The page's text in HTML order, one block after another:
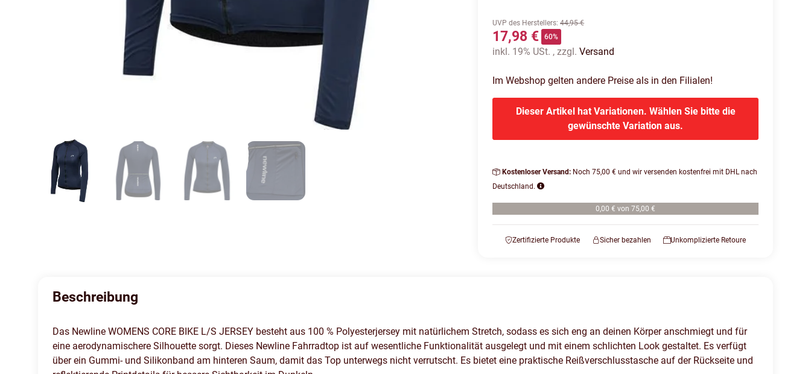
UVP des Herstellers:44,95 €
17,98 € 60%
inkl. 19% USt. , zzgl.Versand
Im Webshop gelten andere Preise als in den Filialen!
Dieser Artikel hat Variationen. Wählen Sie bitte die
gewünschte Variation aus.
Kostenloser Versand: Noch 75,00 € und wir versenden kostenfrei mit DHL nach
Deutschland.
0,00 € von 75,00 €
Zertifizierte Produkte Sicher bezahlen Unkomplizierte Retoure
Beschreibung
Das Newline WOMENS CORE BIKE L/S JERSEY besteht aus 100 % Polyesterjersey mit natürlichem Stretch, sodass es sich eng an deinen Körper anschmiegt und für
eine aerodynamischere Silhouette sorgt. Dieses Newline Fahrradtop ist auf wesentliche Funktionalität ausgelegt und mit einem schlichten Look gestaltet. Es verfügt
über ein Gummi- und Silikonband am hinteren Saum, damit das Top unterwegs nicht verrutscht. Es bietet eine praktische Reißverschlusstasche auf der Rückseite und